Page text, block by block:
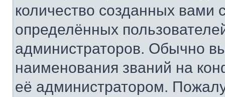
количество созданных
определённых
администраторов. Обычно
наименования званий на
её администратором.